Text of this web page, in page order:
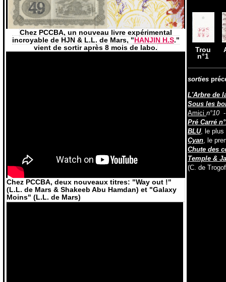
Chez PCCBA, un nouveau livre expérimental
incroyable de HJN & L.L. de Mars, "HANJIN H.S."
vient de sortir après 8 mois de labo.
Chez PCCBA, deux nouveaux titres: "Way out !"
(L.L. de Mars & Shakeeb Abu Hamdan) et "Galaxy
Moins" (L.L. de Mars)
Trou
n°1
sorties
L'Arbre de
Sous les
Amici n°10-
Pré Carré
BLU, le plus
Cyan , le
Chute des
Temple &
(C. de